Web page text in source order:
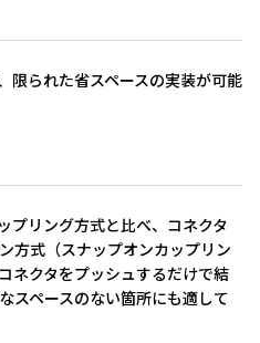
限られた省スペースの実装が可能
プリング方式と比べ、コネクタ
方式（スナップオンカップリン
ネクタをプッシュするだけで結
スペースのない箇所にも適して